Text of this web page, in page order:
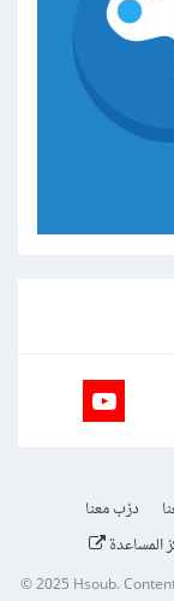
درّب معنا
المساعدة
© 2025Hsoub.